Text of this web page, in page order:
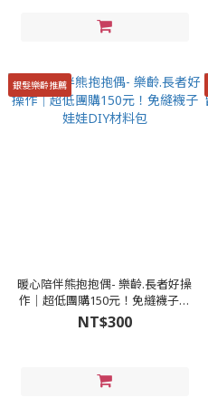
銀髮樂齡推薦
暖心陪伴熊抱抱偶- 樂齡.長者好操
作│超低團購150元！免縫襪子娃
娃DIY材料包
NT$300